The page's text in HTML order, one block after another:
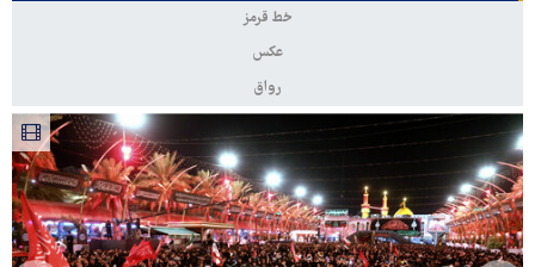
خط قرمز
عکس
رواق